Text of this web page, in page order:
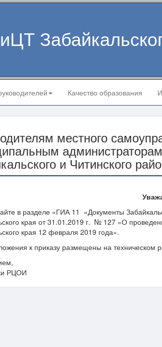
Качество образования
местного
и Читинского
в разделе «ГИА 11 «Документы
края от 31.01.2019 г. № 127 «О
края 12 февраля 2019 года».
к приказу размещены на техническом
РЦОИ